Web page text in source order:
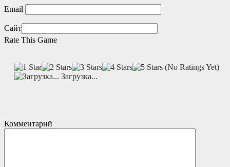
Rate This Game
(No Ratings Yet)
Загрузка...
Email
Сайт
Комментарий